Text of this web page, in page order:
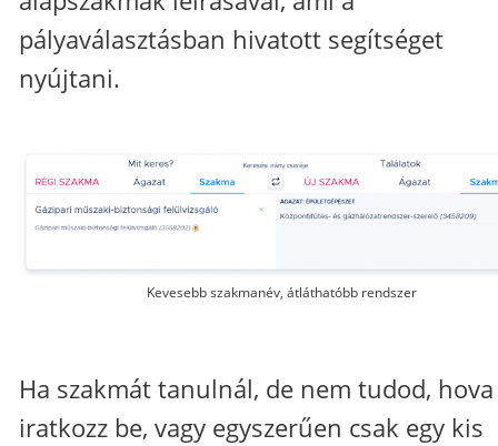
pályaválasztásban hivatott segítséget
nyújtani.
Kevesebb szakmanév, átláthatóbb rendszer
Ha szakmát tanulnál, de nem tudod, hova
iratkozz be, vagy egyszerűen csak egy kis